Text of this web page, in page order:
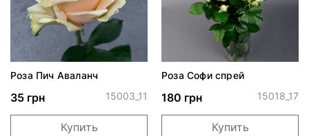
Роза Пич Аваланч
35 грн 15003_11
Купить
Роза Софи спрей
180 грн 15018_17
Купить